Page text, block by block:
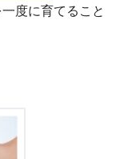
度に育てること